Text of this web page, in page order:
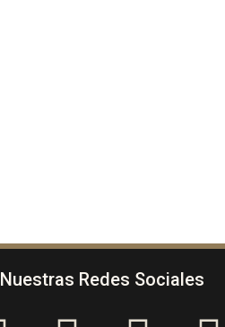
Nuestras Redes Sociales